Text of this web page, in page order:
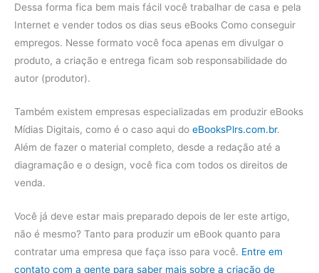
Dessa forma fica bem mais fácil você trabalhar de casa e pela
Internet e vender todos os dias seus eBooks Como conseguir
empregos. Nesse formato você foca apenas em divulgar o
produto, a criação e entrega ficam sob responsabilidade do
autor (produtor).
Também existem empresas especializadas em produzir eBooks
Mídias Digitais, como é o caso aqui do eBooksPlrs.com.br.
Além de fazer o material completo, desde a redação até a
diagramação e o design, você fica com todos os direitos de
venda.
Você já deve estar mais preparado depois de ler este artigo,
não é mesmo? Tanto para produzir um eBook quanto para
contratar uma empresa que faça isso para você. Entre em
contato com a gente para saber mais sobre a criação de